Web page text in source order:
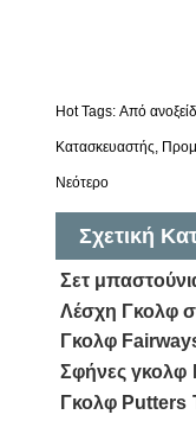
Hot Tags: Από
Κατασκευαστής,
Νεότερο
Σχετική
Σετ
Λέσχη Γκολφ
Γκολφ
Σφήνες γκολφ
Γκολφ Putters